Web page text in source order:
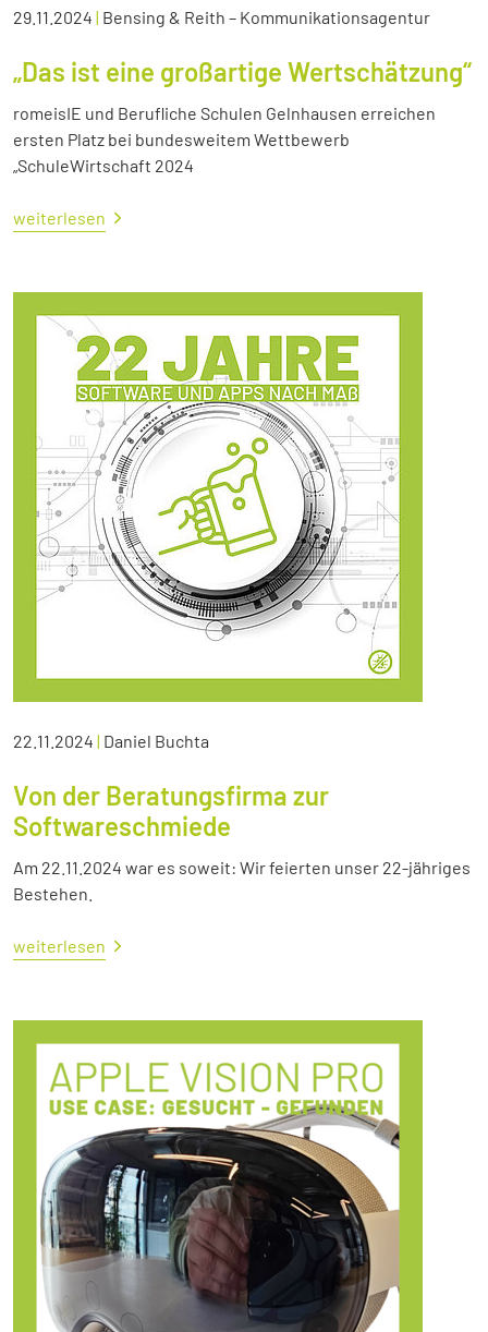
29.11.2024 | Bensing & Reith – Kommunikationsagentur
„Das ist eine großartige Wertschätzung“
romeisIE und Berufliche Schulen Gelnhausen erreichen
ersten Platz bei bundesweitem Wettbewerb
„SchuleWirtschaft 2024
weiterlesen
22.11.2024 | Daniel Buchta
Von der Beratungsfirma zur
Softwareschmiede
Am 22.11.2024 war es soweit: Wir feierten unser 22-jähriges
Bestehen.
weiterlesen